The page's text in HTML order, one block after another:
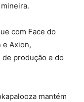
com Face do
e Axion,
produção e do
mantém